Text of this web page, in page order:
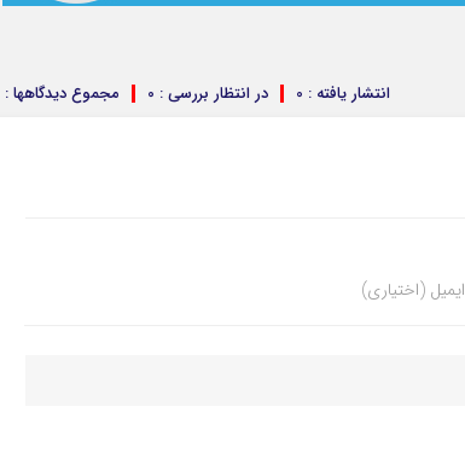
مجموع دیدگاهها : 0 در انتظار بررسی : 0 انتشار یافته : 0
ایمیل (اختیاری)